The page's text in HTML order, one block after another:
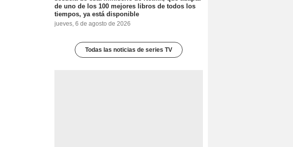
de uno de los 100 mejores libros de todos los
tiempos, ya está disponible
jueves, 6 de agosto de 2026
Todas las noticias de series TV